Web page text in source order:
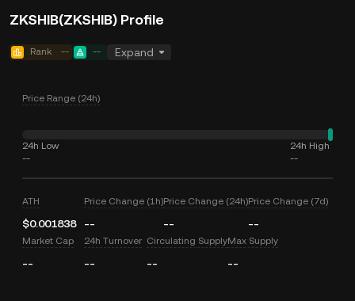
ZKSHIB(ZKSHIB) Profile
Rank -- -- Expand
Price Range (24h)
24h Low
--
24h High
--
ATH
$0.001838
Price Change (1h)
--
Price Change (24h)
--
Price Change (7d)
--
Market Cap
--
24h Turnover
--
Circulating Supply
--
Max Supply
--